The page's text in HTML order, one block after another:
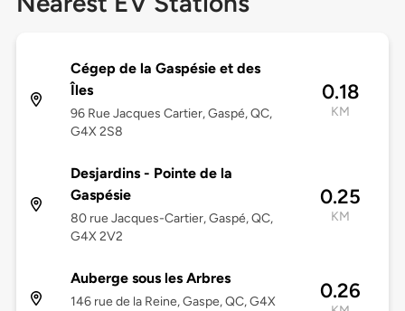
Cégep de la Gaspésie et des
Îles
96 Rue Jacques Cartier, Gaspé, QC,
G4X 2S8
0.18
KM
Desjardins - Pointe de la
Gaspésie
80 rue Jacques-Cartier, Gaspé, QC,
G4X 2V2
0.25
KM
Auberge sous les Arbres
146 rue de la Reine, Gaspe, QC, G4X
0.26